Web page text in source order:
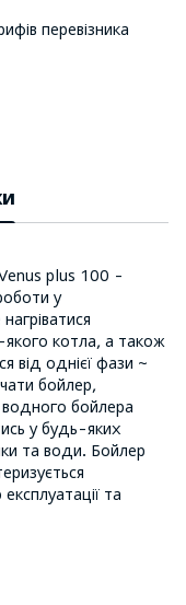
перевізника
plus 100 -
у
якого котла, а також
від однієї фази ~
бойлер,
бойлера
у будь-яких
та води. Бойлер
та